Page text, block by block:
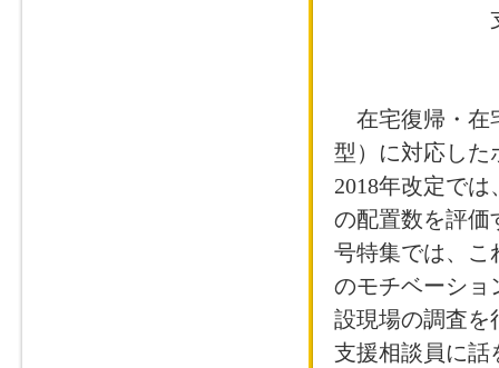
支援相談
在宅復帰・在
型）に対応した
2018年改定で
の配置数を評価
号特集では、こ
のモチベーショ
設現場の調査を
支援相談員に